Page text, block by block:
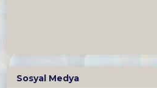
Sosyal Medya